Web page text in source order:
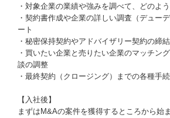
・対象企業の業績や強みを調べて、どのよ
・契約書作成や企業の詳しい調査（デュー
ート
・秘密保持契約やアドバイザリー契約の締
・買いたい企業と売りたい企業のマッチン
談の調整
・最終契約（クロージング）までの各種手
【入社後】
まずはM&Aの案件を獲得するところから始